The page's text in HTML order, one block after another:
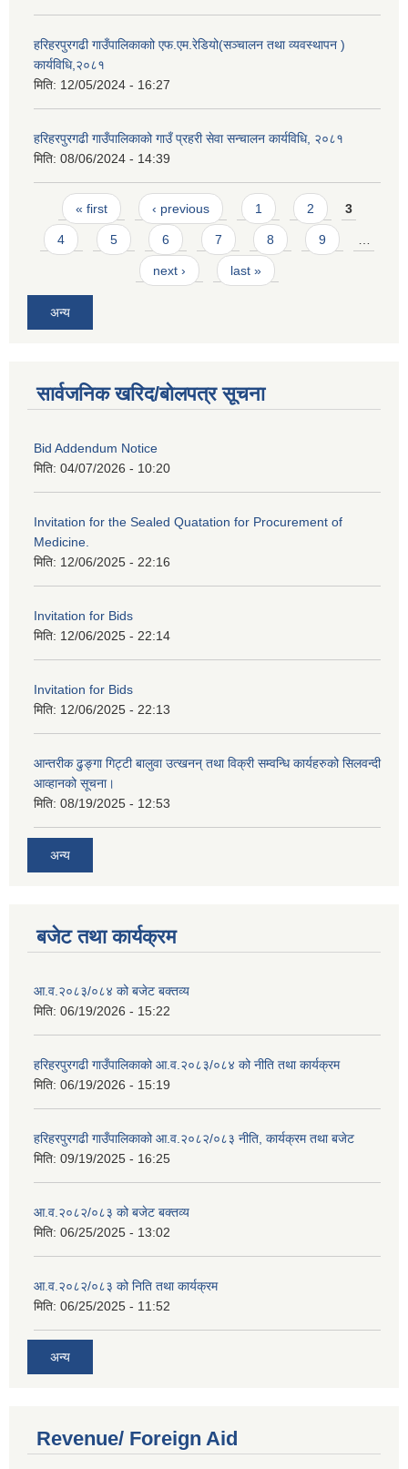
हरिहरपुरगढी गाउँपालिकाकाो एफ.एम.रेडियो(सञ्चालन तथा व्यवस्थापन )
कार्यविधि,२०८१
मिति: 12/05/2024 - 16:27
हरिहरपुरगढी गाउँपालिकाको गाउँ प्रहरी सेवा सन्चालन कार्यविधि, २०८१
मिति: 08/06/2024 - 14:39
Pages
« first ‹ previous 1 2 3
4 5 6 7 8 9
next › last »
अन्य
सार्वजनिक खरिद/बोलपत्र सूचना
Bid Addendum Notice
मिति: 04/07/2026 - 10:20
Invitation for the Sealed Quatation for Procurement of
Medicine.
मिति: 12/06/2025 - 22:16
Invitation for Bids
मिति: 12/06/2025 - 22:14
Invitation for Bids
मिति: 12/06/2025 - 22:13
आन्तरीक ढुङ्गा गिट्टी बालुवा उत्खनन् तथा विक्री सम्वन्धि कार्यहरुको सिलवन्दी
आव्हानको सूचना।
मिति: 08/19/2025 - 12:53
अन्य
बजेट तथा कार्यक्रम
आ.व.२०८३/०८४ को बजेट बक्तव्य
मिति: 06/19/2026 - 15:22
हरिहरपुरगढी गाउँपालिकाको आ.व.२०८३/०८४ को नीति तथा कार्यक्रम
मिति: 06/19/2026 - 15:19
हरिहरपुरगढी गाउँपालिकाको आ.व.२०८२/०८३ नीति, कार्यक्रम तथा बजेट
मिति: 09/19/2025 - 16:25
आ.व.२०८२/०८३ को बजेट बक्तव्य
मिति: 06/25/2025 - 13:02
आ.व.२०८२/०८३ को निति तथा कार्यक्रम
मिति: 06/25/2025 - 11:52
अन्य
Revenue/ Foreign Aid